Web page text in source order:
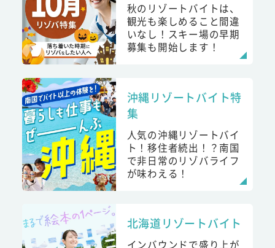
秋のリゾートバイトは、
観光も楽しめること間違
いなし！スキー場の早期
募集も開始します！
沖縄リゾートバイト特
集
人気の沖縄リゾートバイ
ト！移住者続出！？南国
で非日常のリゾバライフ
が味わえる！
北海道リゾートバイト
インバウンドで盛り上が